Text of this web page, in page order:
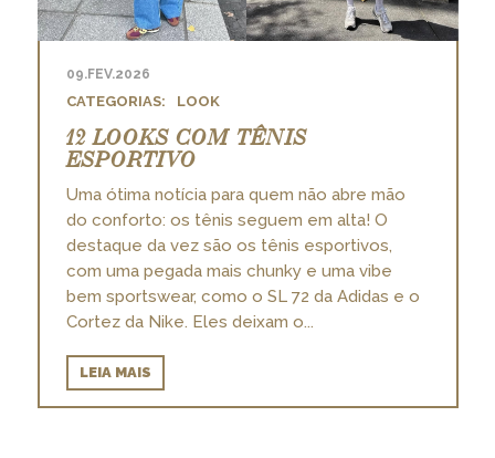
09.FEV.2026
LOOK
12 LOOKS COM TÊNIS
ESPORTIVO
Uma ótima notícia para quem não abre mão
do conforto: os tênis seguem em alta! O
destaque da vez são os tênis esportivos,
com uma pegada mais chunky e uma vibe
bem sportswear, como o SL 72 da Adidas e o
Cortez da Nike. Eles deixam o...
LEIA MAIS